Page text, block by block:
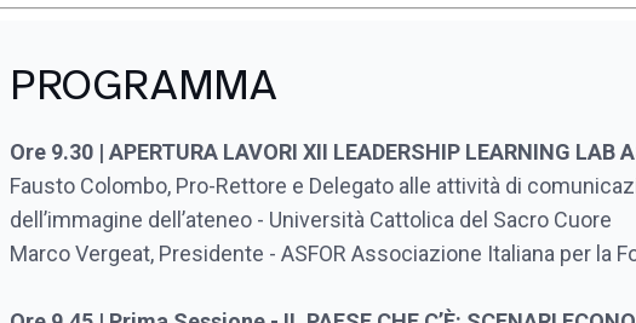
PROGRAMMA
Ore 9.30 | APERTURA LAVORI XII LEADERSHIP LEARNING LAB
Fausto Colombo, Pro-Rettore e Delegato alle attività di
dell’immagine dell’ateneo - Università Cattolica del Sacro Cuore
Marco Vergeat, Presidente - ASFOR Associazione Italiana per la